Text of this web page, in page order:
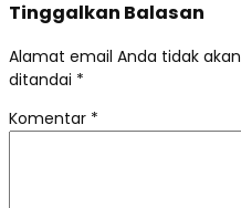
Tinggalkan Balasan
Alamat email Anda tidak
ditandai *
Komentar *